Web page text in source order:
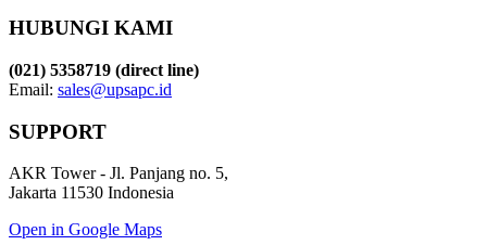
HUBUNGI KAMI
(021) 5358719 (direct line)
Email: sales@upsapc.id
SUPPORT
AKR Tower - Jl. Panjang no. 5,
Jakarta 11530 Indonesia
Open in Google Maps